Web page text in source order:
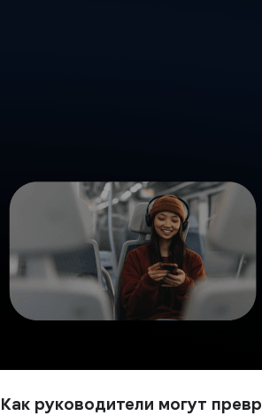
Как руководители могут